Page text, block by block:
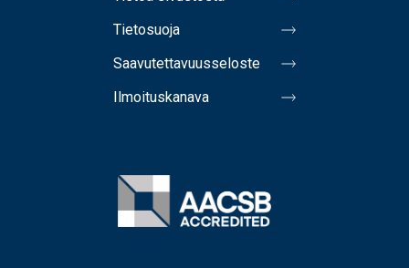
Tietosuoja
Saavutettavuusseloste
Ilmoituskanava
Image